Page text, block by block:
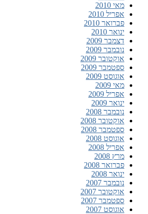
מאי 2010
אפריל 2010
פברואר 2010
ינואר 2010
דצמבר 2009
נובמבר 2009
אוקטובר 2009
ספטמבר 2009
אוגוסט 2009
מאי 2009
אפריל 2009
ינואר 2009
נובמבר 2008
אוקטובר 2008
ספטמבר 2008
אוגוסט 2008
אפריל 2008
מרץ 2008
פברואר 2008
ינואר 2008
נובמבר 2007
אוקטובר 2007
ספטמבר 2007
אוגוסט 2007